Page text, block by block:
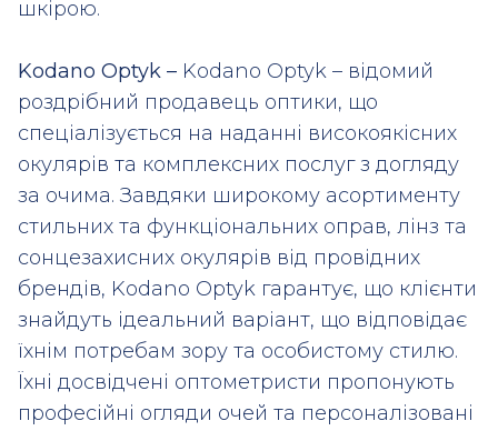
шкірою.
Kodano Optyk – Kodano Optyk – відомий
роздрібний продавець оптики, що
спеціалізується на наданні високоякісних
окулярів та комплексних послуг з догляду
за очима. Завдяки широкому асортименту
стильних та функціональних оправ, лінз та
сонцезахисних окулярів від провідних
брендів, Kodano Optyk гарантує, що клієнти
знайдуть ідеальний варіант, що відповідає
їхнім потребам зору та особистому стилю.
Їхні досвідчені оптометристи пропонують
професійні огляди очей та персоналізовані